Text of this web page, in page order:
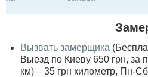
Вызвать замерщика
Выезд по Киеву 650 грн, за
км) – 35 грн километр, Пн-